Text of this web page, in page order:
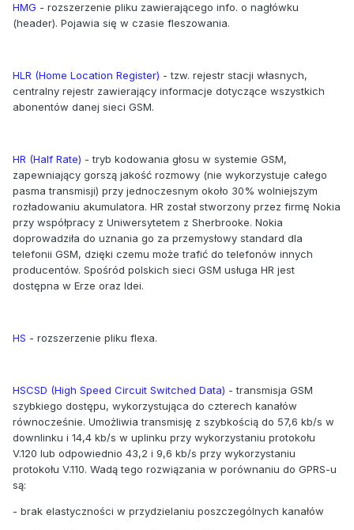
HMG - rozszerzenie pliku zawierającego info. o nagłówku
(header). Pojawia się w czasie fleszowania.
HLR (Home Location Register) - tzw. rejestr stacji własnych,
centralny rejestr zawierający informacje dotyczące wszystkich
abonentów danej sieci GSM.
HR (Half Rate) - tryb kodowania głosu w systemie GSM,
zapewniający gorszą jakość rozmowy (nie wykorzystuje całego
pasma transmisji) przy jednoczesnym około 30% wolniejszym
rozładowaniu akumulatora. HR został stworzony przez firmę Nokia
przy współpracy z Uniwersytetem z Sherbrooke. Nokia
doprowadziła do uznania go za przemysłowy standard dla
telefonii GSM, dzięki czemu może trafić do telefonów innych
producentów. Spośród polskich sieci GSM usługa HR jest
dostępna w Erze oraz Idei.
HS - rozszerzenie pliku flexa.
HSCSD (High Speed Circuit Switched Data) - transmisja GSM
szybkiego dostępu, wykorzystująca do czterech kanałów
równocześnie. Umożliwia transmisję z szybkością do 57,6 kb/s w
downlinku i 14,4 kb/s w uplinku przy wykorzystaniu protokołu
V.120 lub odpowiednio 43,2 i 9,6 kb/s przy wykorzystaniu
protokołu V.110. Wadą tego rozwiązania w porównaniu do GPRS-u
są:
- brak elastyczności w przydzielaniu poszczególnych kanałów